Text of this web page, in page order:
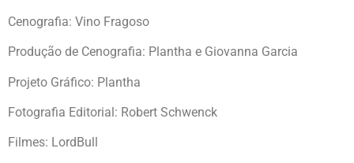
Cenografia: Vino Fragoso
Produção de Cenografia: Plantha e Giovanna Garcia
Projeto Gráfico: Plantha
Fotografia Editorial: Robert Schwenck
Filmes: LordBull